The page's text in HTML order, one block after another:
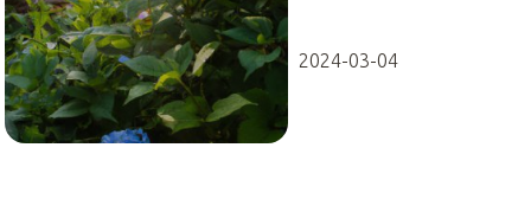
2024-03-04